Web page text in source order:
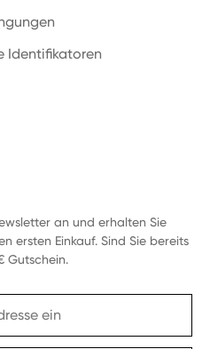
Identifikatoren
an und erhalten Sie
ersten Einkauf. Sind Sie bereits
Gutschein.